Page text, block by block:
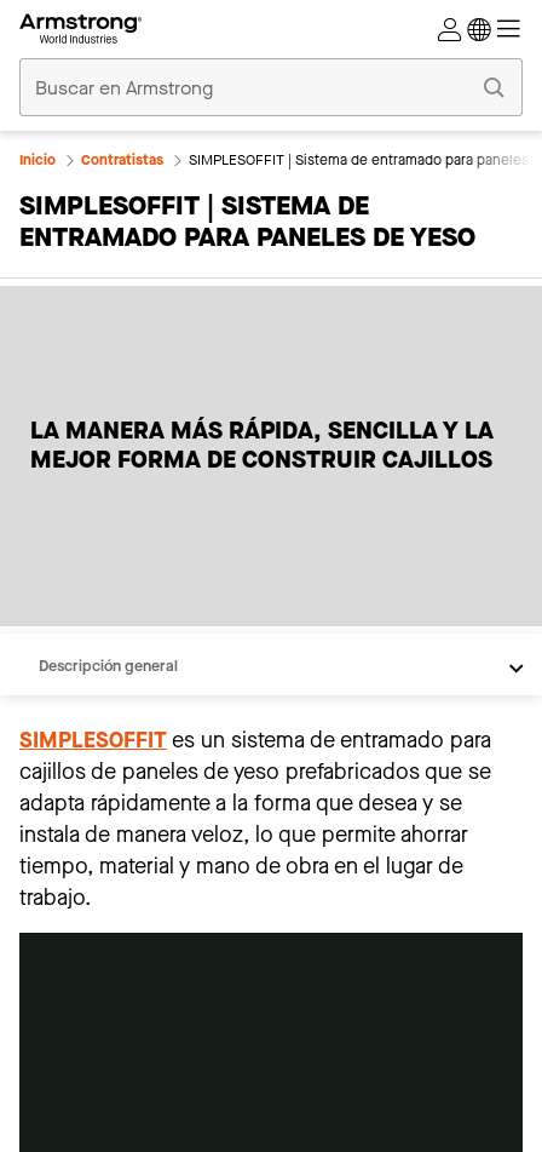
Comerciales
Inicio
Inicio Contratistas SIMPLESOFFIT | Sistema de entramado para paneles
SIMPLESOFFIT | SISTEMA DE
ENTRAMADO PARA PANELES DE YESO
LA MANERA MÁS RÁPIDA, SENCILLA Y LA
MEJOR FORMA DE CONSTRUIR CAJILLOS
Descripción general
Opciones estándar
Plazo de entrega
Instalación
Video
Galería de proyectos
SIMPLESOFFITes un sistema de entramado para
cajillos de paneles de yeso prefabricados que se
adapta rápidamente a la forma que desea y se
instala de manera veloz, lo que permite ahorrar
tiempo, material y mano de obra en el lugar de
trabajo.